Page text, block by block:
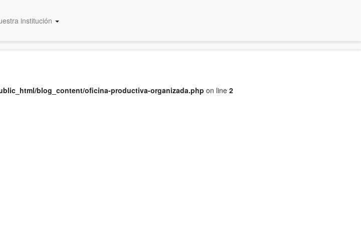
institución
blog_content/oficina-productiva-organizada.php on line 2